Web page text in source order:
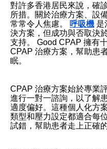
對許多香港居民來說，確
所措。關於治療方案、設
常常令人焦慮。
呼吸機 是
決方案，但成功與否取決
支持。 Good CPAP 擁有
CPAP 治療方案，幫助患
眠。
CPAP 治療方案始於專業
進行一對一諮詢，以了解
適度偏好。這種個人化方
類型和壓力設定都適合每
試錯，幫助患者走上正確